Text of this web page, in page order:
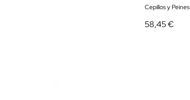
Cepillos y Peines
58,45 €